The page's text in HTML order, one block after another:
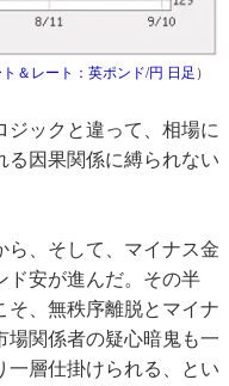
＆レート：英ポンド/円 日足 ）
ックと違って、相場に
る因果関係に縛られない
、そして、マイナス金
ド安が進んだ。その半
そ、無秩序離脱とマイナ
場関係者の疑心暗鬼も一
一層仕掛けられる、とい